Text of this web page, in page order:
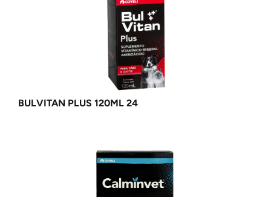
BULVITAN PLUS 120ML 24